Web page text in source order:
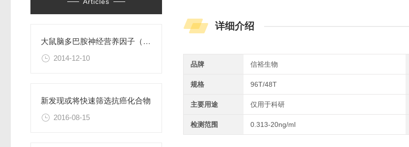
大鼠脑多巴胺神经营养因子（CDNF）ELISA试剂盒
2014-12-10
新发现或将快速筛选抗癌化合物
2016-08-15
详细介绍
品牌 信裕生物
规格 96T/48T
主要用途 仅用于科研
检测范围 0.313-20ng/ml